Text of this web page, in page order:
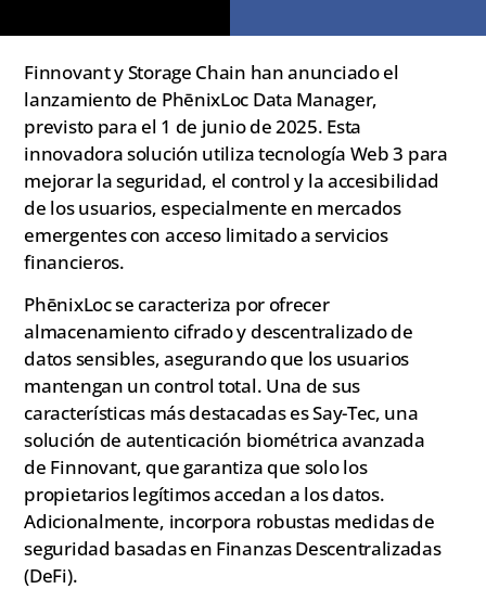
Finnovant y Storage Chain han anunciado el
lanzamiento de PhēnixLoc Data Manager,
previsto para el 1 de junio de 2025. Esta
innovadora solución utiliza tecnología Web 3 para
mejorar la seguridad, el control y la accesibilidad
de los usuarios, especialmente en mercados
emergentes con acceso limitado a servicios
financieros.
PhēnixLoc se caracteriza por ofrecer
almacenamiento cifrado y descentralizado de
datos sensibles, asegurando que los usuarios
mantengan un control total. Una de sus
características más destacadas es Say-Tec, una
solución de autenticación biométrica avanzada
de Finnovant, que garantiza que solo los
propietarios legítimos accedan a los datos.
Adicionalmente, incorpora robustas medidas de
seguridad basadas en Finanzas Descentralizadas
(DeFi).